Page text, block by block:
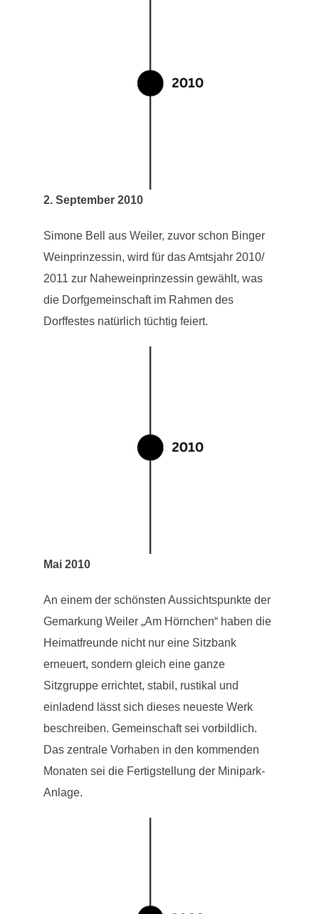
2. September 2010
Simone Bell aus Weiler, zuvor schon Binger
Weinprinzessin, wird für das Amtsjahr 2010/
2011 zur Naheweinprinzessin gewählt, was
die Dorfgemeinschaft im Rahmen des
Dorffestes natürlich tüchtig feiert.
Mai 2010
An einem der schönsten Aussichtspunkte der
Gemarkung Weiler „Am Hörnchen“ haben die
Heimatfreunde nicht nur eine Sitzbank
erneuert, sondern gleich eine ganze
Sitzgruppe errichtet, stabil, rustikal und
einladend lässt sich dieses neueste Werk
beschreiben. Gemeinschaft sei vorbildlich.
Das zentrale Vorhaben in den kommenden
Monaten sei die Fertigstellung der Minipark-
Anlage.